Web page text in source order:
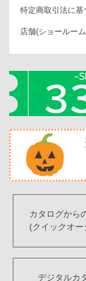
特定商取引法に基
店舗(ショールー
カタログから
(クイックオー
デジタルカ